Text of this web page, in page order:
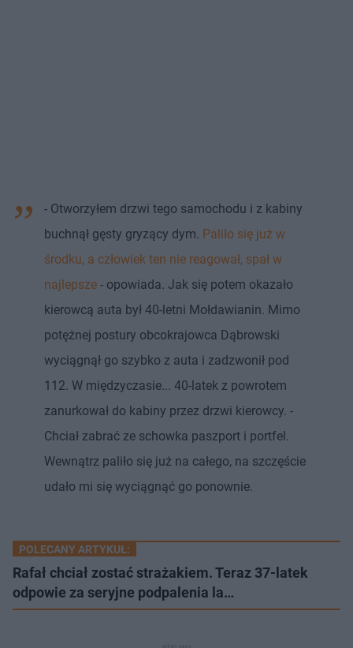
- Otworzyłem drzwi tego samochodu i z kabiny
buchnął gęsty gryzący dym. Paliło się już w
środku, a człowiek ten nie reagował, spał w
najlepsze - opowiada. Jak się potem okazało
kierowcą auta był 40-letni Mołdawianin. Mimo
potężnej postury obcokrajowca Dąbrowski
wyciągnął go szybko z auta i zadzwonił pod
112. W międzyczasie... 40-latek z powrotem
zanurkował do kabiny przez drzwi kierowcy. -
Chciał zabrać ze schowka paszport i portfel.
Wewnątrz paliło się już na całego, na szczęście
udało mi się wyciągnąć go ponownie.
POLECANY ARTYKUŁ:
Rafał chciał zostać strażakiem. Teraz 37-latek
odpowie za seryjne podpalenia la…